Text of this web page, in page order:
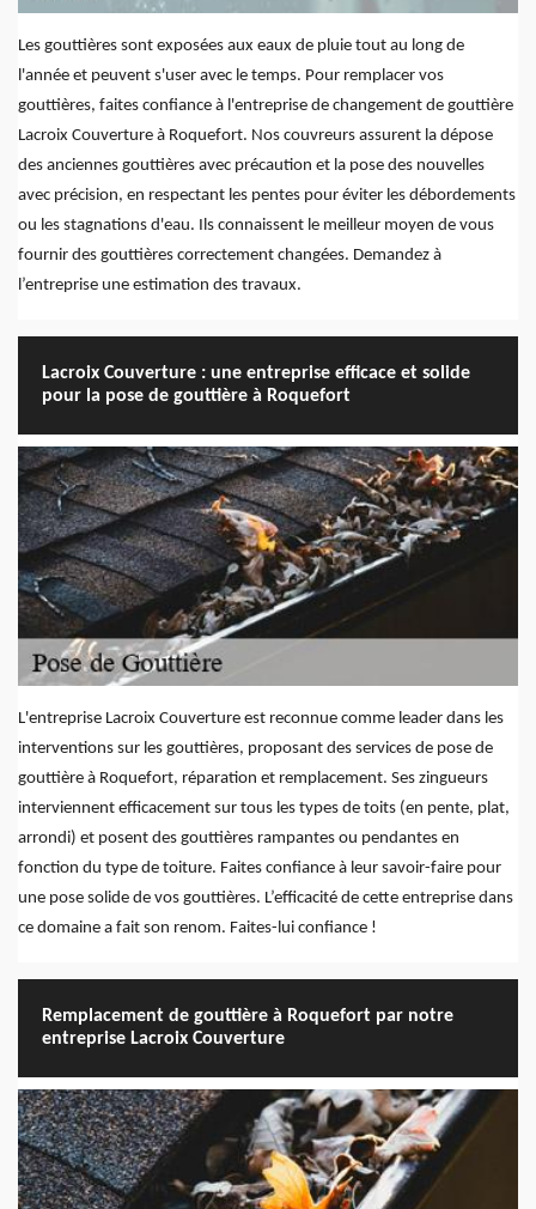
Les gouttières sont exposées aux eaux de pluie tout au long de
l'année et peuvent s'user avec le temps. Pour remplacer vos
gouttières, faites confiance à l'entreprise de changement de gouttière
Lacroix Couverture à Roquefort. Nos couvreurs assurent la dépose
des anciennes gouttières avec précaution et la pose des nouvelles
avec précision, en respectant les pentes pour éviter les débordements
ou les stagnations d'eau. Ils connaissent le meilleur moyen de vous
fournir des gouttières correctement changées. Demandez à
l’entreprise une estimation des travaux.
Lacroix Couverture : une entreprise efficace et solide
pour la pose de gouttière à Roquefort
L'entreprise Lacroix Couverture est reconnue comme leader dans les
interventions sur les gouttières, proposant des services de pose de
gouttière à Roquefort, réparation et remplacement. Ses zingueurs
interviennent efficacement sur tous les types de toits (en pente, plat,
arrondi) et posent des gouttières rampantes ou pendantes en
fonction du type de toiture. Faites confiance à leur savoir-faire pour
une pose solide de vos gouttières. L’efficacité de cette entreprise dans
ce domaine a fait son renom. Faites-lui confiance !
Remplacement de gouttière à Roquefort par notre
entreprise Lacroix Couverture